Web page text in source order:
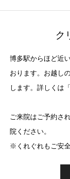
ク
博多駅からほど近
おります。お越し
します。詳しくは
ご来院はご予約さ
院ください。
※くれぐれもご安